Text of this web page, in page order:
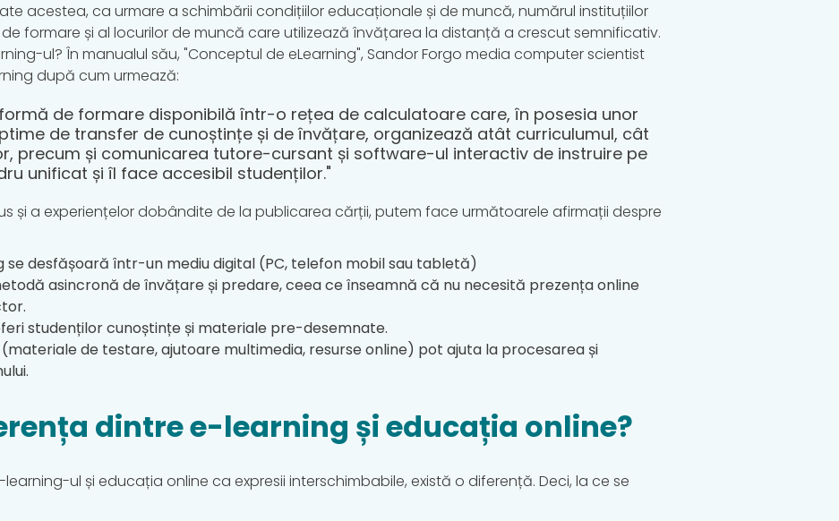
acestea, ca urmare a schimbării condițiilor educaționale și de muncă, numărul instituțiilor
formare și al locurilor de muncă care utilizează învățarea la distanță a crescut semnificativ.
ul? În manualul său, "Conceptul de eLearning", Sandor Forgo media computer scientist
după cum urmează:
de formare disponibilă într-o rețea de calculatoare care, în posesia unor
de transfer de cunoștințe și de învățare, organizează atât curriculumul, cât
precum și comunicarea tutore-cursant și software-ul interactiv de instruire pe
unificat și îl face accesibil studenților."
și a experiențelor dobândite de la publicarea cărții, putem face următoarele afirmații despre
se desfășoară într-un mediu digital (PC, telefon mobil sau tabletă)
asincronă de învățare și predare, ceea ce înseamnă că nu necesită prezența online
studenților cunoștințe și materiale pre-desemnate.
de testare, ajutoare multimedia, resurse online) pot ajuta la procesarea și
dintre e-learning și educația online?
ul și educația online ca expresii interschimbabile, există o diferență. Deci, la ce se